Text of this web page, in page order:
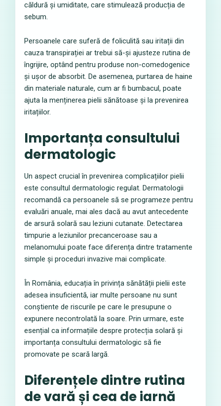
căldură și umiditate, care stimulează producția de
sebum.
Persoanele care suferă de foliculită sau iritații din
cauza transpirației ar trebui să-și ajusteze rutina de
îngrijire, optând pentru produse non-comedogenice
și ușor de absorbit. De asemenea, purtarea de haine
din materiale naturale, cum ar fi bumbacul, poate
ajuta la menținerea pielii sănătoase și la prevenirea
iritațiilor.
Importanța consultului
dermatologic
Un aspect crucial în prevenirea complicațiilor pielii
este consultul dermatologic regulat. Dermatologii
recomandă ca persoanele să se programeze pentru
evaluări anuale, mai ales dacă au avut antecedente
de arsură solară sau leziuni cutanate. Detectarea
timpurie a leziunilor precanceroase sau a
melanomului poate face diferența dintre tratamente
simple și proceduri invazive mai complicate.
În România, educația în privința sănătății pielii este
adesea insuficientă, iar multe persoane nu sunt
conștiente de riscurile pe care le presupune o
expunere necontrolată la soare. Prin urmare, este
esențial ca informațiile despre protecția solară și
importanța consultului dermatologic să fie
promovate pe scară largă.
Diferențele dintre rutina
de vară și cea de iarnă